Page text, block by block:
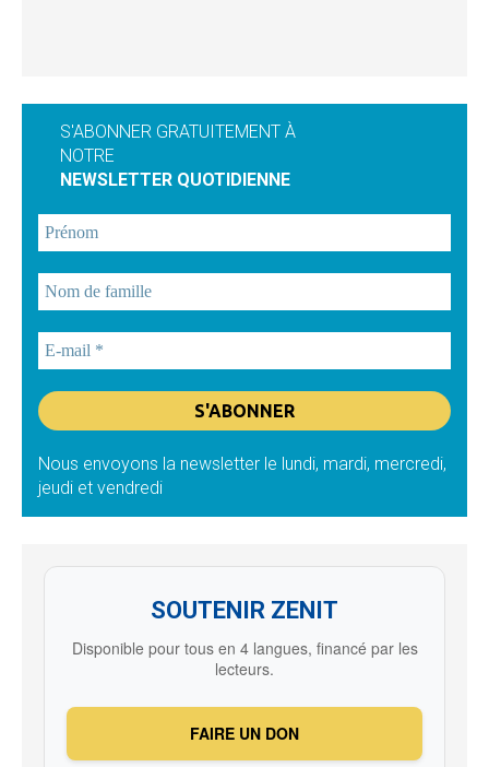
S'ABONNER GRATUITEMENT À
NOTRE
NEWSLETTER QUOTIDIENNE
Nous envoyons la newsletter le lundi, mardi, mercredi,
jeudi et vendredi
SOUTENIR ZENIT
Disponible pour tous en 4 langues, financé par les
lecteurs.
FAIRE UN DON